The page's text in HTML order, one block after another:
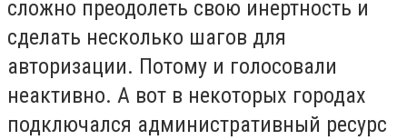
сложно преодолеть свою инертность и
сделать несколько шагов для
авторизации. Потому и голосовали
неактивно. А вот в некоторых городах
подключался административный ресурс